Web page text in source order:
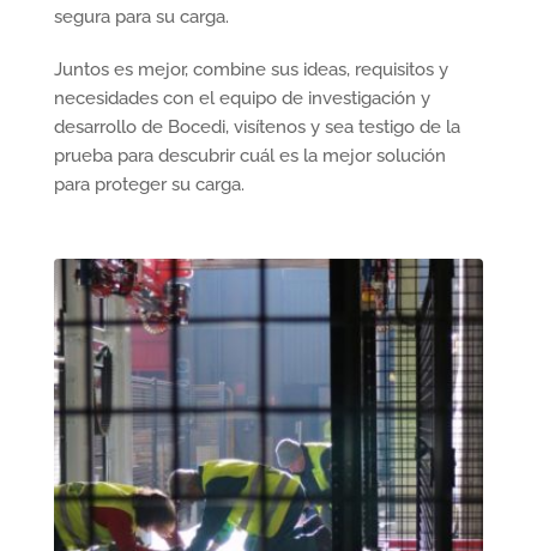
segura para su carga.
Juntos es mejor, combine sus ideas, requisitos y
necesidades con el equipo de investigación y
desarrollo de Bocedi, visítenos y sea testigo de la
prueba para descubrir cuál es la mejor solución
para proteger su carga.